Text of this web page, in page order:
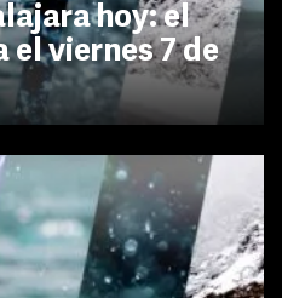
hoy: el
viernes 7 de